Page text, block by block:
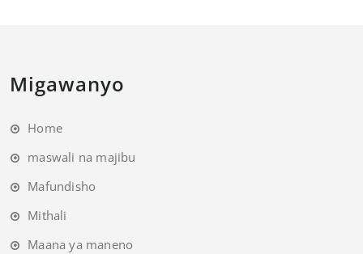
Migawanyo
Home
maswali na majibu
Mafundisho
Mithali
Maana ya maneno